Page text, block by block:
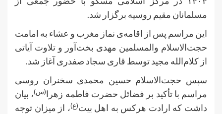
مسلمانان مقیم روسیه برگزار شد.
این مراسم پس از اقامه‌ی نماز مغرب و عشاء به امامت
حجت‌الاسلام والمسلمین مهدی بخت‌آور و تلاوت آیاتی
از کلام‌الله مجید توسط قاری سجاد صفدری آغاز شد.
سپس حجت‌الاسلام حسین محمدی سخنران روسی
مراسم با تأکید بر فضائل حضرت فاطمه زهرا(س)، بیان
داشت که ارادت هرکس به اهل بیت(ع)، از میزان توجه